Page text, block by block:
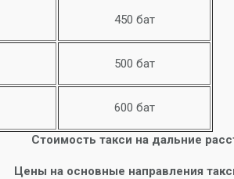
450 бат
500 бат
600 бат
Стоимость такси на дальние
Цены на основные направления